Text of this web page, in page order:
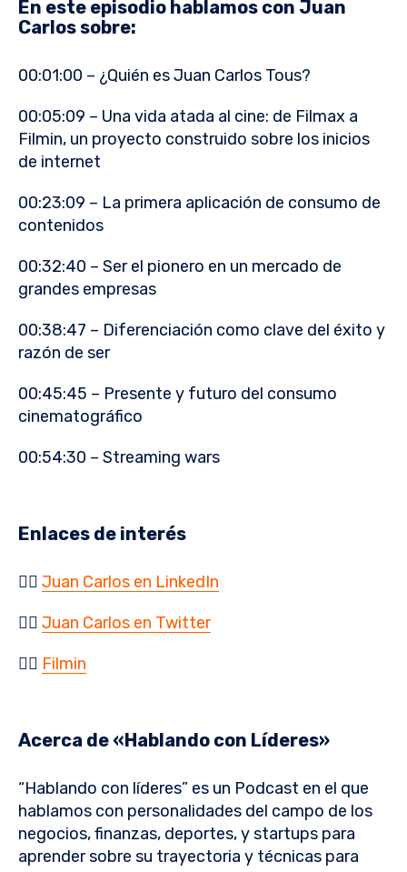
En este episodio hablamos con Juan
Carlos sobre:
00:01:00 – ¿Quién es Juan Carlos Tous?
00:05:09 – Una vida atada al cine: de Filmax a
Filmin, un proyecto construido sobre los inicios
de internet
00:23:09 – La primera aplicación de consumo de
contenidos
00:32:40 – Ser el pionero en un mercado de
grandes empresas
00:38:47 – Diferenciación como clave del éxito y
razón de ser
00:45:45 – Presente y futuro del consumo
cinematográfico
00:54:30 – Streaming wars
Enlaces de interés
👉🏻 Juan Carlos en LinkedIn
👉🏻 Juan Carlos en Twitter
👉🏻 Filmin
Acerca de «Hablando con Líderes»
“Hablando con líderes” es un Podcast en el que
hablamos con personalidades del campo de los
negocios, finanzas, deportes, y startups para
aprender sobre su trayectoria y técnicas para